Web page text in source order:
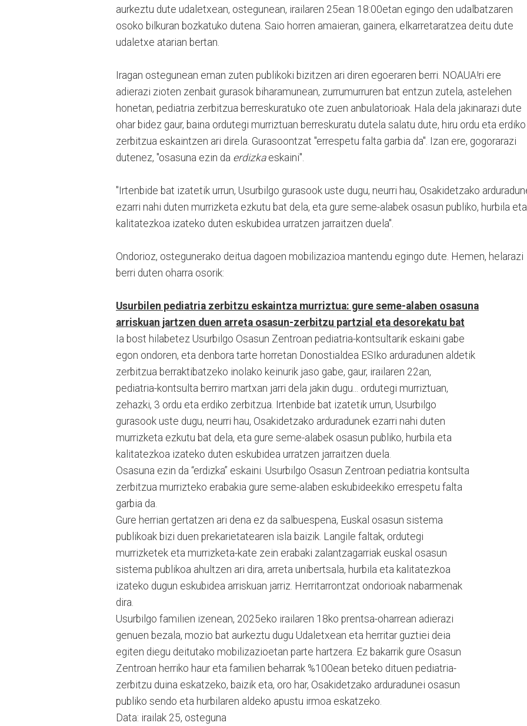
aurkeztu dute udaletxean, ostegunean, irailaren 25ean 18:00etan egingo den udalbatzaren
osoko bilkuran bozkatuko dutena. Saio horren amaieran, gainera, elkarretaratzea deitu dute
udaletxe atarian bertan.
Iragan ostegunean eman zuten publikoki bizitzen ari diren egoeraren berri. NOAUA!ri ere
adierazi zioten zenbait gurasok biharamunean, zurrumurruren bat entzun zutela, astelehen
honetan, pediatria zerbitzua berreskuratuko ote zuen anbulatorioak. Hala dela jakinarazi dute
ohar bidez gaur, baina ordutegi murriztuan berreskuratu dutela salatu dute, hiru ordu eta erdiko
zerbitzua eskaintzen ari direla. Gurasoontzat "errespetu falta garbia da". Izan ere, gogorarazi
dutenez, "osasuna ezin da erdizkaeskaini".
"Irtenbide bat izatetik urrun, Usurbilgo gurasook uste dugu, neurri hau, Osakidetzako
ezarri nahi duten murrizketa ezkutu bat dela, eta gure seme-alabek osasun publiko, hurbila eta
kalitatezkoa izateko duten eskubidea urratzen jarraitzen duela".
Ondorioz, ostegunerako deitua dagoen mobilizazioa mantendu egingo dute. Hemen, helarazi
berri duten oharra osorik:
Usurbilen pediatria zerbitzu eskaintza murriztua: gure seme-alaben osasuna
arriskuan jartzen duen arreta osasun-zerbitzu partzial eta desorekatu bat
Ia bost hilabetez Usurbilgo Osasun Zentroan pediatria-kontsultarik eskaini gabe
egon ondoren, eta denbora tarte horretan Donostialdea ESIko arduradunen aldetik
zerbitzua berraktibatzeko inolako keinurik jaso gabe, gaur, irailaren 22an,
pediatria-kontsulta berriro martxan jarri dela jakin dugu... ordutegi murriztuan,
zehazki, 3 ordu eta erdiko zerbitzua. Irtenbide bat izatetik urrun, Usurbilgo
gurasook uste dugu, neurri hau, Osakidetzako arduradunek ezarri nahi duten
murrizketa ezkutu bat dela, eta gure seme-alabek osasun publiko, hurbila eta
kalitatezkoa izateko duten eskubidea urratzen jarraitzen duela.
Osasuna ezin da “erdizka” eskaini. Usurbilgo Osasun Zentroan pediatria kontsulta
zerbitzua murrizteko erabakia gure seme-alaben eskubideekiko errespetu falta
garbia da.
Gure herrian gertatzen ari dena ez da salbuespena, Euskal osasun sistema
publikoak bizi duen prekarietatearen isla baizik. Langile faltak, ordutegi
murrizketek eta murrizketa-kate zein erabaki zalantzagarriak euskal osasun
sistema publikoa ahultzen ari dira, arreta unibertsala, hurbila eta kalitatezkoa
izateko dugun eskubidea arriskuan jarriz. Herritarrontzat ondorioak nabarmenak
dira.
Usurbilgo familien izenean, 2025eko irailaren 18ko prentsa-oharrean adierazi
genuen bezala, mozio bat aurkeztu dugu Udaletxean eta herritar guztiei deia
egiten diegu deitutako mobilizazioetan parte hartzera. Ez bakarrik gure Osasun
Zentroan herriko haur eta familien beharrak %100ean beteko dituen pediatria-
zerbitzu duina eskatzeko, baizik eta, oro har, Osakidetzako arduradunei osasun
publiko sendo eta hurbilaren aldeko apustu irmoa eskatzeko.
Data: irailak 25, osteguna